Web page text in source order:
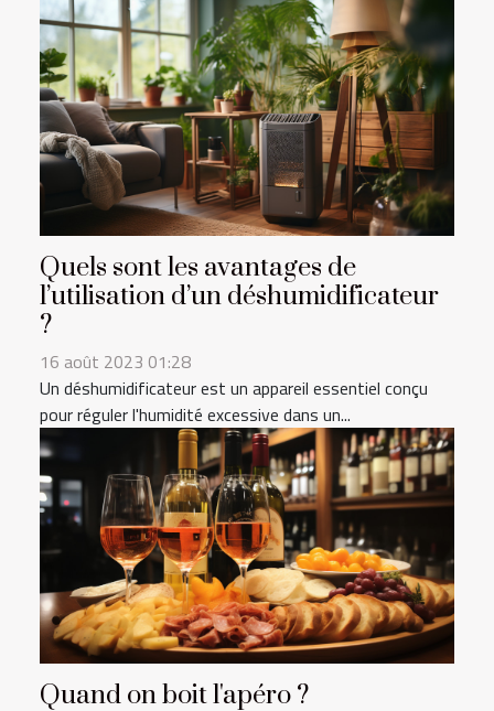
Quels sont les avantages de
l’utilisation d’un déshumidificateur
?
16 août 2023 01:28
Un déshumidificateur est un appareil essentiel conçu
pour réguler l'humidité excessive dans un...
Quand on boit l'apéro ?